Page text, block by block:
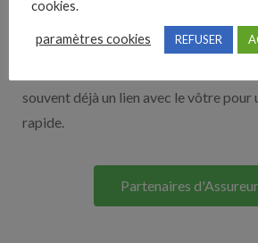
Découvrez nos partenaires ! Moteurs
multidiffuseurs, sites payant…
souvent déjà un lien avec le vôtre pour
rapide.
Partenaires
cookies.
paramètres cookies REFUSER